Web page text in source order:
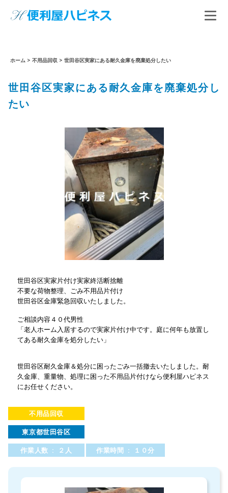
ホーム > 不用品回収 > 世田谷区実家にある耐久金庫を廃棄処分したい
世田谷区実家にある耐久金庫を廃棄処分し
たい
世田谷区実家片付け実家終活断捨離
不要な荷物整理、ごみ不用品片付け
世田谷区金庫緊急回収いたしました。
ご相談内容４０代男性
「老人ホーム入居するので実家片付け中です。庭に何年も放置し
てある耐久金庫を処分したい」
世田谷区耐久金庫＆処分に困ったごみ一括撤去いたしました。耐
久金庫、重量物、処理に困った不用品片付けなら便利屋ハピネス
にお任せください。
不用品回収
東京都世田谷区
作業人数 : ２人
作業時間 : １０分